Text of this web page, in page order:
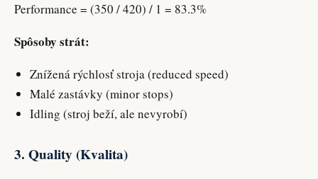
Performance = (350 / 420) / 1 = 83.3%
Spôsoby strát:
Znížená rýchlosť stroja (reduced speed)
Malé zastávky (minor stops)
Idling (stroj beží, ale nevyrobí)
3. Quality (Kvalita)